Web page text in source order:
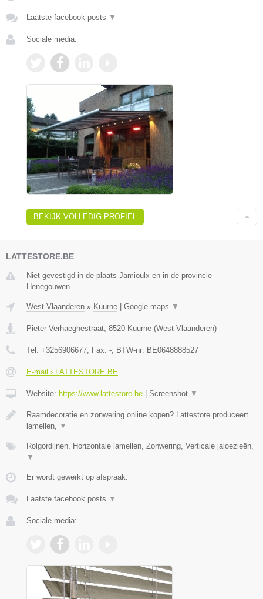
Laatste facebook posts ▼
Sociale media:
BEKIJK VOLLEDIG PROFIEL
LATTESTORE.BE
Niet gevestigd in de plaats Jamioulx en in de provincie
Henegouwen.
West-Vlaanderen » Kuurne | Google maps ▼
Pieter Verhaeghestraat 8520 Kuurne (West-Vlaanderen)
Tel: +3256906677 , Fax: - , BTW-nr: BE0648888527
E-mail › LATTESTORE.BE
Website: https://www.lattestore.be | Screenshot ▼
Raamdecoratie en zonwering online kopen? Lattestore produceert
lamellen,
▼
Rolgordijnen, Horizontale lamellen, Zonwering, Verticale jaloezieën,
▼
Er wordt gewerkt op afspraak.
Laatste facebook posts ▼
Sociale media: